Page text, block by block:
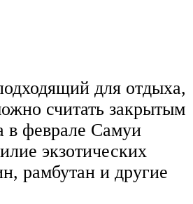
для отдыха,
считать закрытым
в феврале Самуи
экзотических
рамбутан и другие